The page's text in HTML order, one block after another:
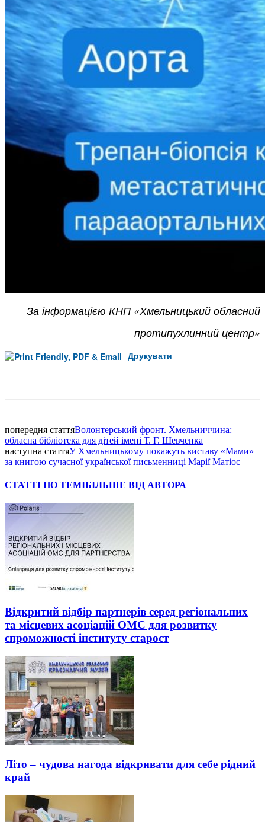
За інформацією КНП «Хмельницький обласний
протипухлинний центр»
Друкувати
попередня статтяВолонтерський фронт. Хмельниччина:
обласна бібліотека для дітей імені Т. Г. Шевченкa
наступна статтяУ Хмельницькому покажуть виставу «Мами»
за книгою сучасної української письменниці Марії Матіос
СТАТТІ ПО ТЕМІБІЛЬШЕ ВІД АВТОРА
Відкритий відбір партнерів серед регіональних
та місцевих асоціацій ОМС для розвитку
спроможності інституту старост
Літо – чудова нагода відкривати для себе рідний
край